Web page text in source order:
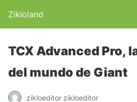
Zikloland
TCX Advanced Pro,
del mundo de Giant
zikloeditor zikloeditor